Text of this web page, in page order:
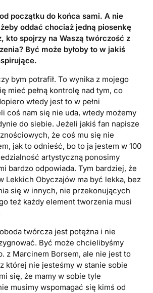
początku do końca sami. A nie
oddać chociaż jedną piosenkę
kto spojrzy na Waszą twórczość z
Być może byłoby to w jakiś
bym potrafił. To wynika z mojego
mieć pełną kontrolę nad tym, co
wtedy jest to w pełni
coś nam się nie uda, wtedy możemy
do siebie. Jeżeli jakiś fan napisze
że coś mu się nie
jak to odnieść, bo to ja jestem w 100
artystyczną ponosimy
bardzo odpowiada. Tym bardziej, że
Lekkich Obyczajów ma być lekka, bez
się w innych, nie przekonujących
też każdy element tworzenia musi
twórcza jest potężna i nie
Być może chcielibyśmy
z Marcinem Borsem, ale nie jest to
której nie jesteśmy w stanie sobie
się, że mamy w sobie tyle
musimy wspomagać się kimś od